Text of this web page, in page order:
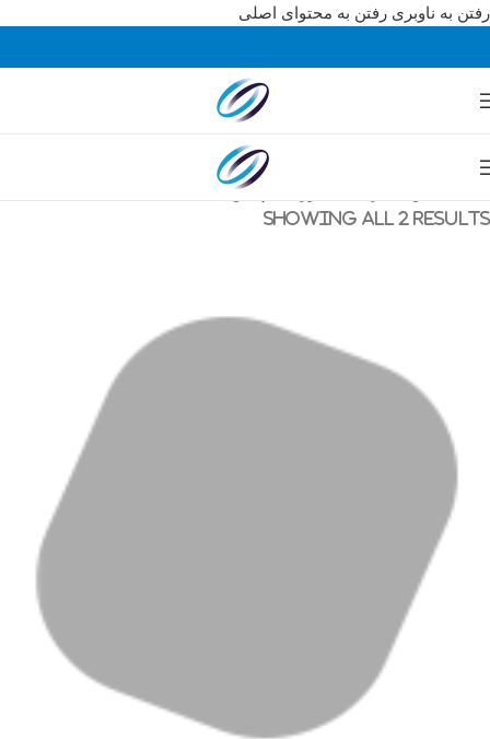
رفتن به ناوبری رفتن به محتوای اصلی
محصولات برچسب خورده “پکس d210”
Showing all 2 results